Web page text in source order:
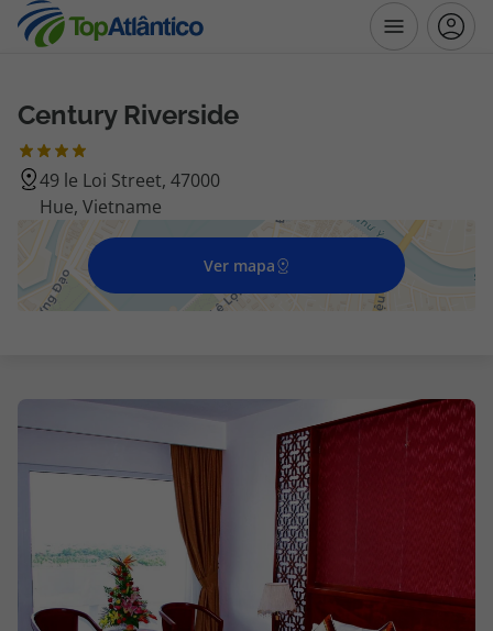
Destinos
Voos
Hotéis
Voos + Hotel
Disneyland ® Paris
Escapadinhas
Promoções
Century Riverside
49 le Loi Street, 47000
Hue, Vietname
Ver mapa